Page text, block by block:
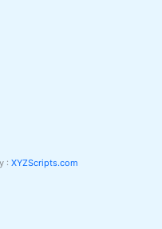
: XYZScripts.com